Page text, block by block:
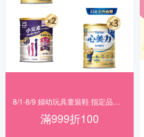
滿999折100